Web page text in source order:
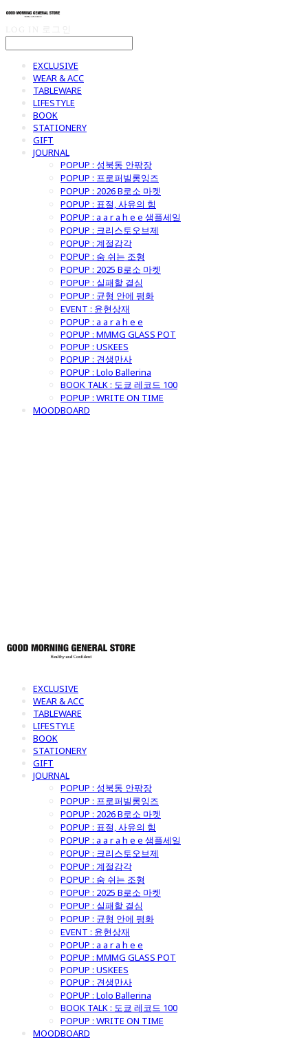
EXCLUSIVE
WEAR & ACC
TABLEWARE
LIFESTYLE
BOOK
STATIONERY
GIFT
JOURNAL
POPUP : 성북동 안팎장
POPUP : 프로퍼빌롱잉즈
POPUP : 2026 B로소 마켓
POPUP : 표절, 사유의 힘
POPUP : a a r a h e e 샘플세일
POPUP : 크리스토오브제
POPUP : 계절감각
POPUP : 숨 쉬는 조형
POPUP : 2025 B로소 마켓
POPUP : 실패할 결심
POPUP : 균형 안에 평화
EVENT : 윤현상재
POPUP : a a r a h e e
POPUP : MMMG GLASS POT
POPUP : USKEES
POPUP : 견생만사
POPUP : Lolo Ballerina
BOOK TALK : 도쿄 레코드 100
POPUP : WRITE ON TIME
MOODBOARD
EXCLUSIVE
WEAR & ACC
TABLEWARE
LIFESTYLE
BOOK
STATIONERY
GIFT
JOURNAL
POPUP : 성북동 안팎장
POPUP : 프로퍼빌롱잉즈
POPUP : 2026 B로소 마켓
POPUP : 표절, 사유의 힘
POPUP : a a r a h e e 샘플세일
POPUP : 크리스토오브제
POPUP : 계절감각
POPUP : 숨 쉬는 조형
POPUP : 2025 B로소 마켓
POPUP : 실패할 결심
POPUP : 균형 안에 평화
EVENT : 윤현상재
POPUP : a a r a h e e
POPUP : MMMG GLASS POT
POPUP : USKEES
POPUP : 견생만사
POPUP : Lolo Ballerina
BOOK TALK : 도쿄 레코드 100
POPUP : WRITE ON TIME
MOODBOARD